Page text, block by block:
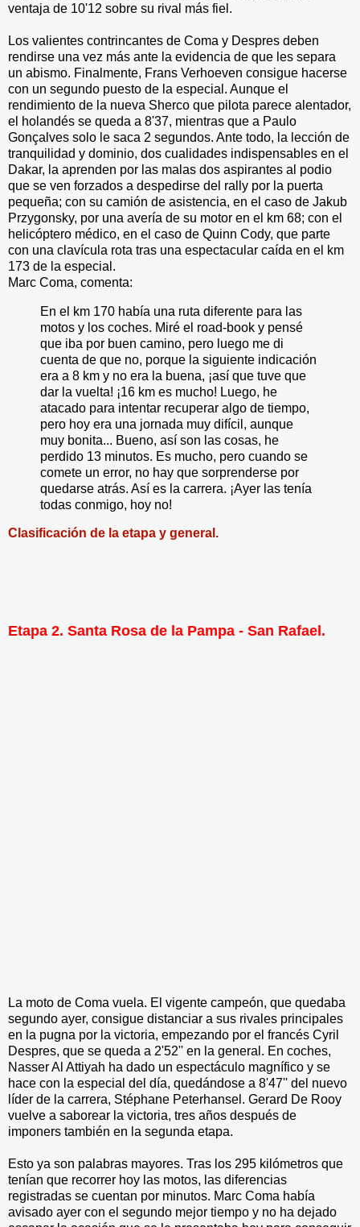
ventaja de 10'12 sobre su rival más fiel.
Los valientes contrincantes de Coma y Despres deben
rendirse una vez más ante la evidencia de que les separa
un abismo. Finalmente, Frans Verhoeven consigue hacerse
con un segundo puesto de la especial. Aunque el
rendimiento de la nueva Sherco que pilota parece alentador,
el holandés se queda a 8'37, mientras que a Paulo
Gonçalves solo le saca 2 segundos. Ante todo, la lección de
tranquilidad y dominio, dos cualidades indispensables en el
Dakar, la aprenden por las malas dos aspirantes al podio
que se ven forzados a despedirse del rally por la puerta
pequeña; con su camión de asistencia, en el caso de Jakub
Przygonsky, por una avería de su motor en el km 68; con el
helicóptero médico, en el caso de Quinn Cody, que parte
con una clavícula rota tras una espectacular caída en el km
173 de la especial.
Marc Coma, comenta:
En el km 170 había una ruta diferente para las
motos y los coches. Miré el road-book y pensé
que iba por buen camino, pero luego me di
cuenta de que no, porque la siguiente indicación
era a 8 km y no era la buena, ¡así que tuve que
dar la vuelta! ¡16 km es mucho! Luego, he
atacado para intentar recuperar algo de tiempo,
pero hoy era una jornada muy difícil, aunque
muy bonita... Bueno, así son las cosas, he
perdido 13 minutos. Es mucho, pero cuando se
comete un error, no hay que sorprenderse por
quedarse atrás. Así es la carrera. ¡Ayer las tenía
todas conmigo, hoy no!
Clasificación de la etapa y general.
Etapa 2. Santa Rosa de la Pampa - San Rafael.
La moto de Coma vuela. El vigente campeón, que quedaba
segundo ayer, consigue distanciar a sus rivales principales
en la pugna por la victoria, empezando por el francés Cyril
Despres, que se queda a 2'52'' en la general. En coches,
Nasser Al Attiyah ha dado un espectáculo magnífico y se
hace con la especial del día, quedándose a 8'47'' del nuevo
líder de la carrera, Stéphane Peterhansel. Gerard De Rooy
vuelve a saborear la victoria, tres años después de
imponers también en la segunda etapa.
Esto ya son palabras mayores. Tras los 295 kilómetros que
tenían que recorrer hoy las motos, las diferencias
registradas se cuentan por minutos. Marc Coma había
avisado ayer con el segundo mejor tiempo y no ha dejado